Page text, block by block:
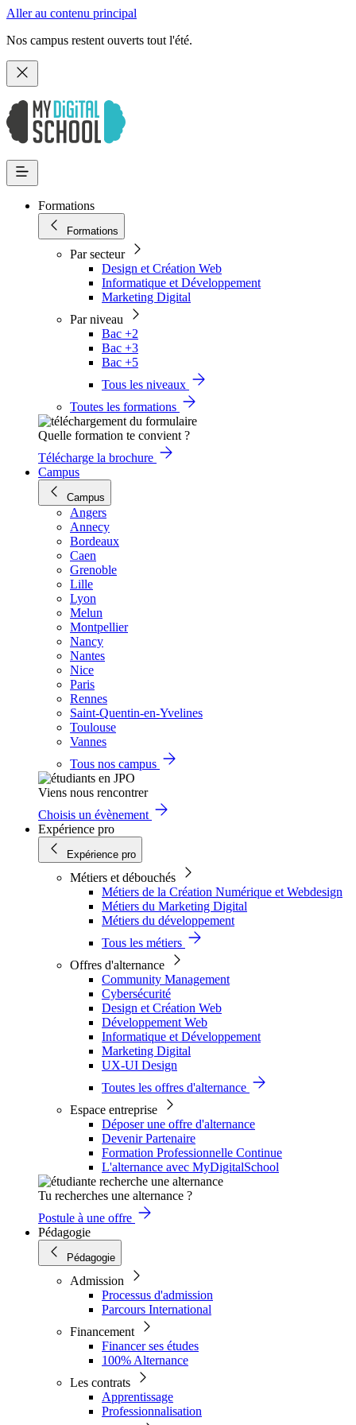
Aller au contenu principal
Nos campus restent ouverts tout l'été.
Formations
Formations
Par secteur
Design et Création Web
Informatique et Développement
Marketing Digital
Par niveau
Bac +2
Bac +3
Bac +5
Tous les niveaux
Toutes les formations
Quelle formation te convient ?
Télécharge la brochure
Campus
Campus
Angers
Annecy
Bordeaux
Caen
Grenoble
Lille
Lyon
Melun
Montpellier
Nancy
Nantes
Nice
Paris
Rennes
Saint-Quentin-en-Yvelines
Toulouse
Vannes
Tous nos campus
Viens nous rencontrer
Choisis un évènement
Expérience pro
Expérience pro
Métiers et débouchés
Métiers de la Création Numérique et Webdesign
Métiers du Marketing Digital
Métiers du développement
Tous les métiers
Offres d'alternance
Community Management
Cybersécurité
Design et Création Web
Développement Web
Informatique et Développement
Marketing Digital
UX-UI Design
Toutes les offres d'alternance
Espace entreprise
Déposer une offre d'alternance
Devenir Partenaire
Formation Professionnelle Continue
L'alternance avec MyDigitalSchool
Tu recherches une alternance ?
Postule à une offre
Pédagogie
Pédagogie
Admission
Processus d'admission
Parcours International
Financement
Financer ses études
100% Alternance
Les contrats
Apprentissage
Professionnalisation